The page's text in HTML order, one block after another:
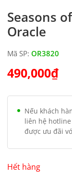
Seasons
Oracle
Mã SP: OR3820
490,000₫
Nếu khách
liên hệ hotline
được ưu đãi
Hết hàng